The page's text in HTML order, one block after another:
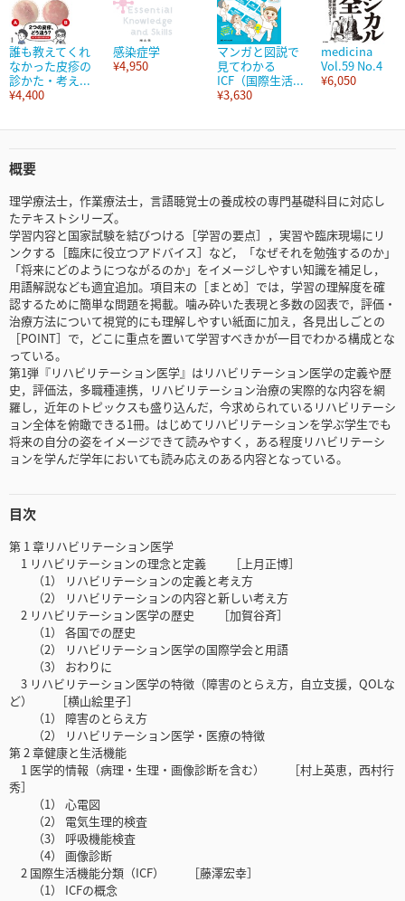
誰も教えてくれ
なかった皮疹の
診かた・考え...
¥4,400
感染症学
¥4,950
マンガと図説で
見てわかる
ICF（国際生活...
¥3,630
medicina
Vol.59 No.4
¥6,050
概要
理学療法士，作業療法士，言語聴覚士の養成校の専門基礎科目に対応し
たテキストシリーズ。
学習内容と国家試験を結びつける［学習の要点］，実習や臨床現場にリ
ンクする［臨床に役立つアドバイス］など，「なぜそれを勉強するのか」
「将来にどのようにつながるのか」をイメージしやすい知識を補足し，
用語解説なども適宜追加。項目末の［まとめ］では，学習の理解度を確
認するために簡単な問題を掲載。噛み砕いた表現と多数の図表で，評価・
治療方法について視覚的にも理解しやすい紙面に加え，各見出しごとの
［POINT］で，どこに重点を置いて学習すべきかが一目でわかる構成とな
っている。
第1弾『リハビリテーション医学』はリハビリテーション医学の定義や歴
史，評価法，多職種連携，リハビリテーション治療の実際的な内容を網
羅し，近年のトピックスも盛り込んだ，今求められているリハビリテーシ
ョン全体を俯瞰できる1冊。はじめてリハビリテーションを学ぶ学生でも
将来の自分の姿をイメージできて読みやすく，ある程度リハビリテーシ
ョンを学んだ学年においても読み応えのある内容となっている。
目次
第 1 章リハビリテーション医学
1 リハビリテーションの理念と定義 ［上月正博］
（1） リハビリテーションの定義と考え方
（2） リハビリテーションの内容と新しい考え方
2 リハビリテーション医学の歴史 ［加賀谷斉］
（1） 各国での歴史
（2） リハビリテーション医学の国際学会と用語
（3） おわりに
3 リハビリテーション医学の特徴（障害のとらえ方，自立支援，QOLな
ど） ［横山絵里子］
（1） 障害のとらえ方
（2） リハビリテーション医学・医療の特徴
第 2 章健康と生活機能
1 医学的情報（病理・生理・画像診断を含む） ［村上英恵，西村行
秀］
（1） 心電図
（2） 電気生理的検査
（3） 呼吸機能検査
（4） 画像診断
2 国際生活機能分類（ICF） ［藤澤宏幸］
（1） ICFの概念